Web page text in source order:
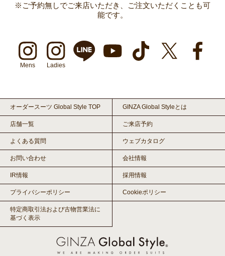
※ご予約無しでご来店いただき、ご注文いただくことも可
能です。
Mens Ladies
オーダースーツ Global Style TOP GINZA Global Styleとは
店舗一覧 ご来店予約
よくある質問 ウェブカタログ
お問い合わせ 会社情報
IR情報 採用情報
プライバシーポリシー Cookieポリシー
特定商取引法および古物営業法に
基づく表示